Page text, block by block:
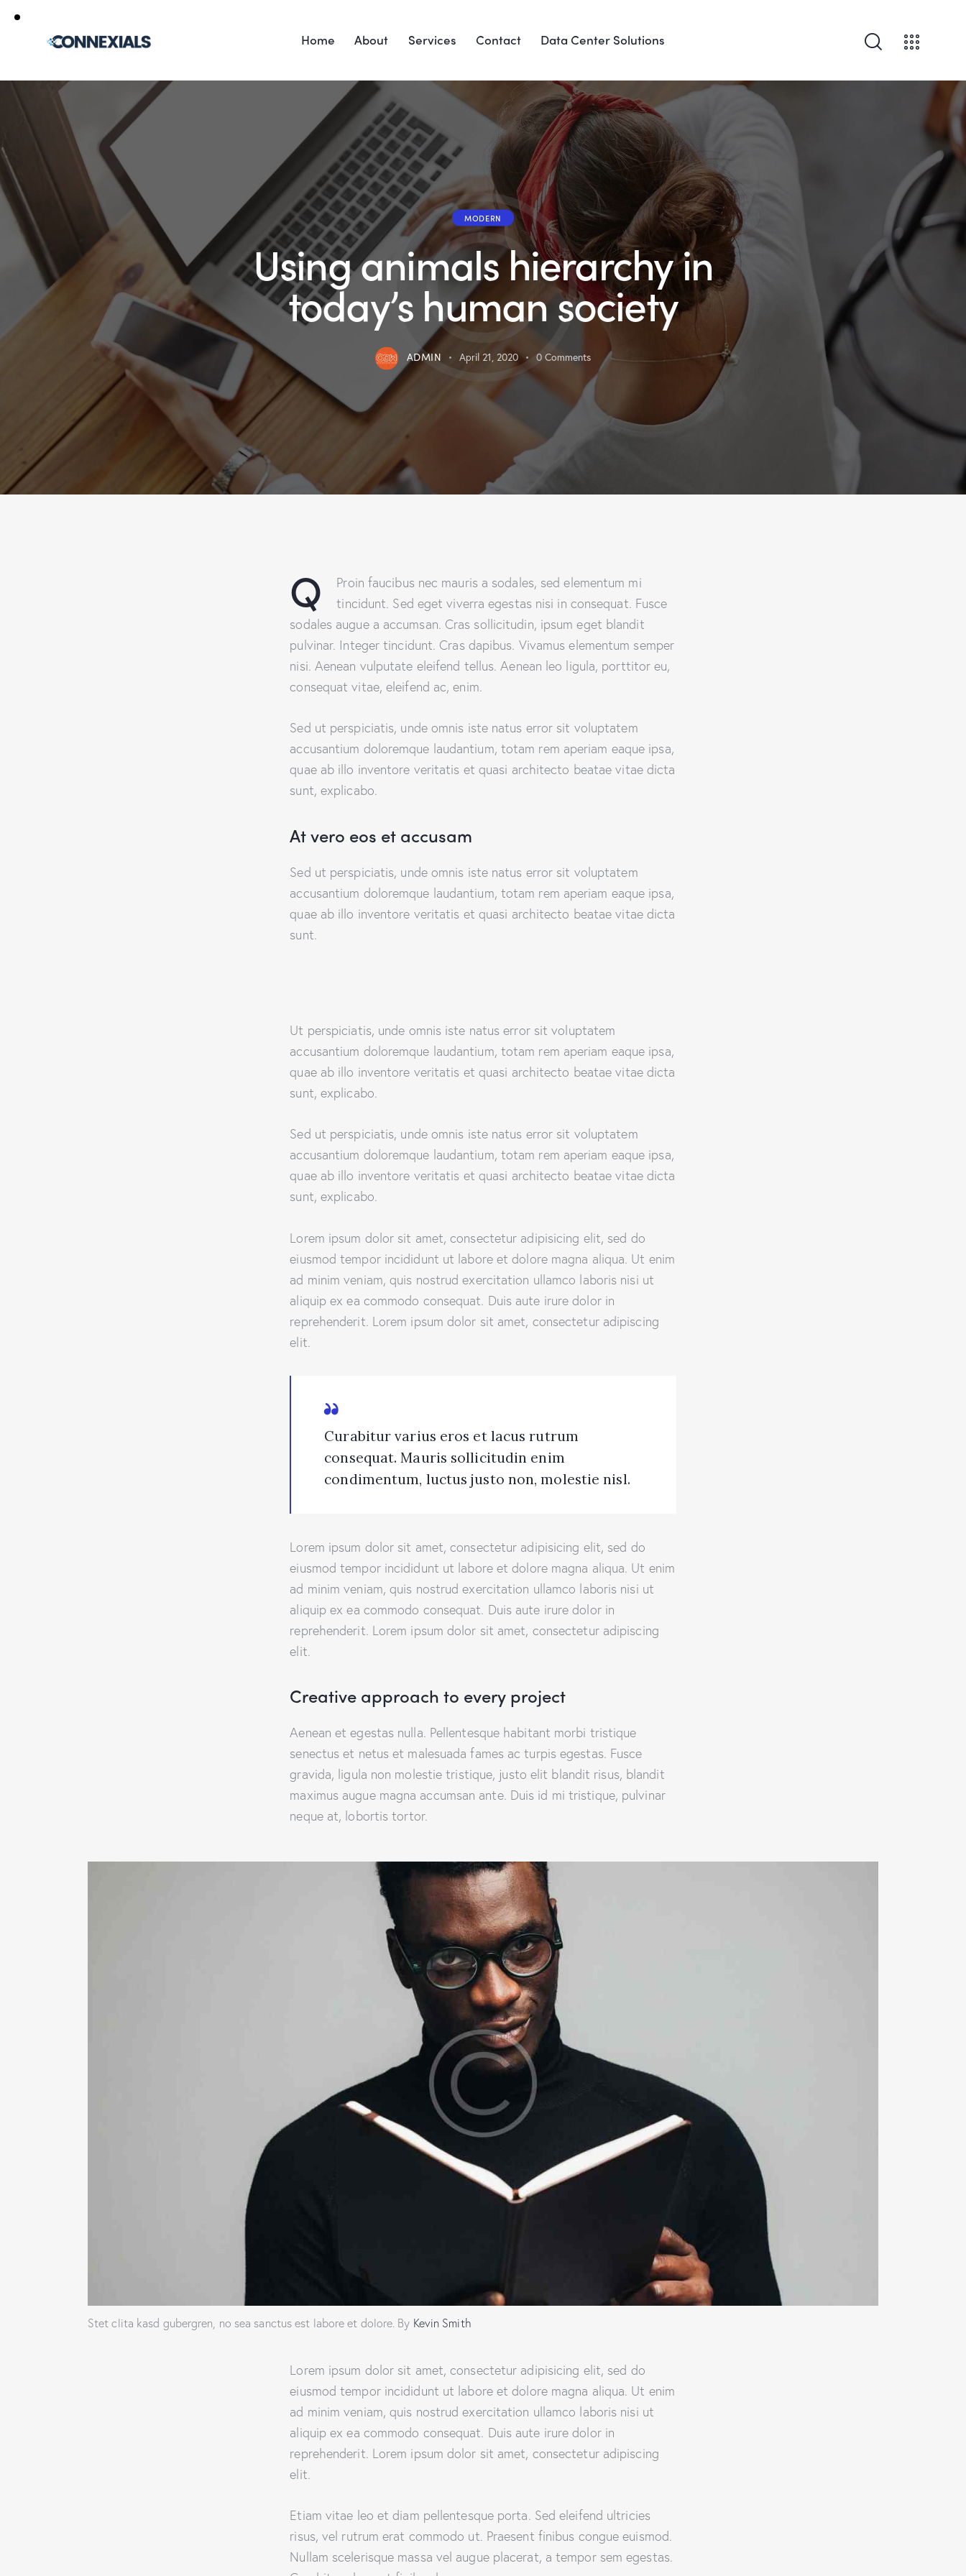
Home About Services Contact Data Center Solutions
MODERN
Using animals hierarchy in
today’s human society
ADMIN April 21, 2020 0 Comments
Q
Proin faucibus nec mauris a sodales, sed elementum mi
tincidunt. Sed eget viverra egestas nisi in consequat. Fusce
sodales augue a accumsan. Cras sollicitudin, ipsum eget blandit
pulvinar. Integer tincidunt. Cras dapibus. Vivamus elementum semper
nisi. Aenean vulputate eleifend tellus. Aenean leo ligula, porttitor eu,
consequat vitae, eleifend ac, enim.
Sed ut perspiciatis, unde omnis iste natus error sit voluptatem
accusantium doloremque laudantium, totam rem aperiam eaque ipsa,
quae ab illo inventore veritatis et quasi architecto beatae vitae dicta
sunt, explicabo.
At vero eos et accusam
Sed ut perspiciatis, unde omnis iste natus error sit voluptatem
accusantium doloremque laudantium, totam rem aperiam eaque ipsa,
quae ab illo inventore veritatis et quasi architecto beatae vitae dicta
sunt.
Ut perspiciatis, unde omnis iste natus error sit voluptatem
accusantium doloremque laudantium, totam rem aperiam eaque ipsa,
quae ab illo inventore veritatis et quasi architecto beatae vitae dicta
sunt, explicabo.
Sed ut perspiciatis, unde omnis iste natus error sit voluptatem
accusantium doloremque laudantium, totam rem aperiam eaque ipsa,
quae ab illo inventore veritatis et quasi architecto beatae vitae dicta
sunt, explicabo.
Lorem ipsum dolor sit amet, consectetur adipisicing elit, sed do
eiusmod tempor incididunt ut labore et dolore magna aliqua. Ut enim
ad minim veniam, quis nostrud exercitation ullamco laboris nisi ut
aliquip ex ea commodo consequat. Duis aute irure dolor in
reprehenderit. Lorem ipsum dolor sit amet, consectetur adipiscing
elit.
Curabitur varius eros et lacus rutrum
consequat. Mauris sollicitudin enim
condimentum, luctus justo non, molestie nisl.
Lorem ipsum dolor sit amet, consectetur adipisicing elit, sed do
eiusmod tempor incididunt ut labore et dolore magna aliqua. Ut enim
ad minim veniam, quis nostrud exercitation ullamco laboris nisi ut
aliquip ex ea commodo consequat. Duis aute irure dolor in
reprehenderit. Lorem ipsum dolor sit amet, consectetur adipiscing
elit.
Creative approach to every project
Aenean et egestas nulla. Pellentesque habitant morbi tristique
senectus et netus et malesuada fames ac turpis egestas. Fusce
gravida, ligula non molestie tristique, justo elit blandit risus, blandit
maximus augue magna accumsan ante. Duis id mi tristique, pulvinar
neque at, lobortis tortor.
Stet clita kasd gubergren, no sea sanctus est labore et dolore. By Kevin Smith
Lorem ipsum dolor sit amet, consectetur adipisicing elit, sed do
eiusmod tempor incididunt ut labore et dolore magna aliqua. Ut enim
ad minim veniam, quis nostrud exercitation ullamco laboris nisi ut
aliquip ex ea commodo consequat. Duis aute irure dolor in
reprehenderit. Lorem ipsum dolor sit amet, consectetur adipiscing
elit.
Etiam vitae leo et diam pellentesque porta. Sed eleifend ultricies
risus, vel rutrum erat commodo ut. Praesent finibus congue euismod.
Nullam scelerisque massa vel augue placerat, a tempor sem egestas.